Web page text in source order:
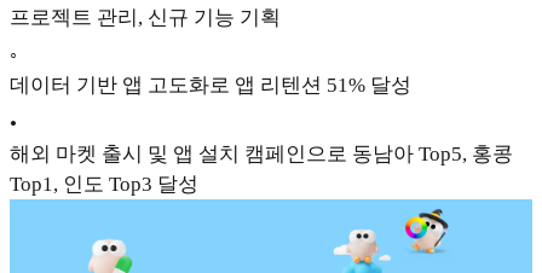
프로젝트 관리, 신규 기능 기획
◦
데이터 기반 앱 고도화로 앱 리텐션 51% 달성
•
해외 마켓 출시 및 앱 설치 캠페인으로 동남아 Top5, 홍콩
Top1, 인도 Top3 달성